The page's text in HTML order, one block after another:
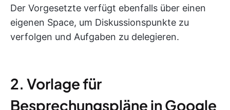
Der Vorgesetzte verfügt ebenfalls über einen
eigenen Space, um Diskussionspunkte zu
verfolgen und Aufgaben zu delegieren.
2. Vorlage für
Besprechungspläne in Google